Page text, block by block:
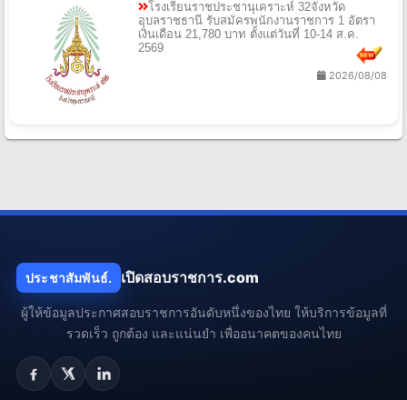
โรงเรียนราชประชานุเคราะห์ 32จังหวัด
อุบลราชธานี รับสมัครพนักงานราชการ 1 อัตรา
เงินเดือน 21,780 บาท ตั้งแต่วันที่ 10-14 ส.ค.
2569
2026/08/08
ประชาสัมพันธ์. เปิดสอบราชการ.com
ผู้ให้ข้อมูลประกาศสอบราชการอันดับหนึ่งของไทย ให้บริการข้อมูลที่
รวดเร็ว ถูกต้อง และแน่นยำ เพื่ออนาคตของคนไทย